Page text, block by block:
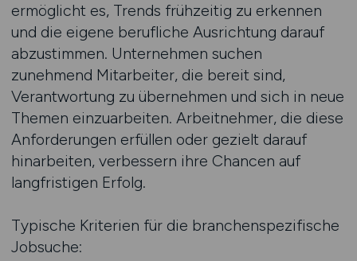
ermöglicht es, Trends frühzeitig zu erkennen
und die eigene berufliche Ausrichtung darauf
abzustimmen. Unternehmen suchen
zunehmend Mitarbeiter, die bereit sind,
Verantwortung zu übernehmen und sich in neue
Themen einzuarbeiten. Arbeitnehmer, die diese
Anforderungen erfüllen oder gezielt darauf
hinarbeiten, verbessern ihre Chancen auf
langfristigen Erfolg.
Typische Kriterien für die branchenspezifische
Jobsuche: